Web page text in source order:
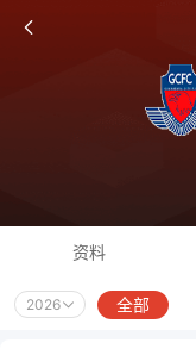
资料
2026 全部